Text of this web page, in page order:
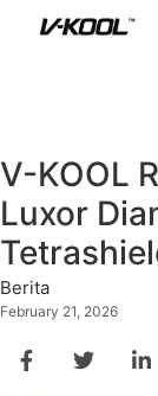
V-KOOL
Luxor
Berita
February 21, 2026